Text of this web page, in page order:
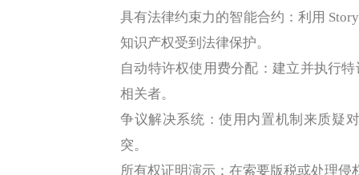
具有法律约束力的智能合约：利用
知识产权受到法律保护。
自动特许权使用费分配：建立并执行
相关者。
争议解决系统：使用内置机制来质疑
突。
所有权证明演示：在索要版税或处理